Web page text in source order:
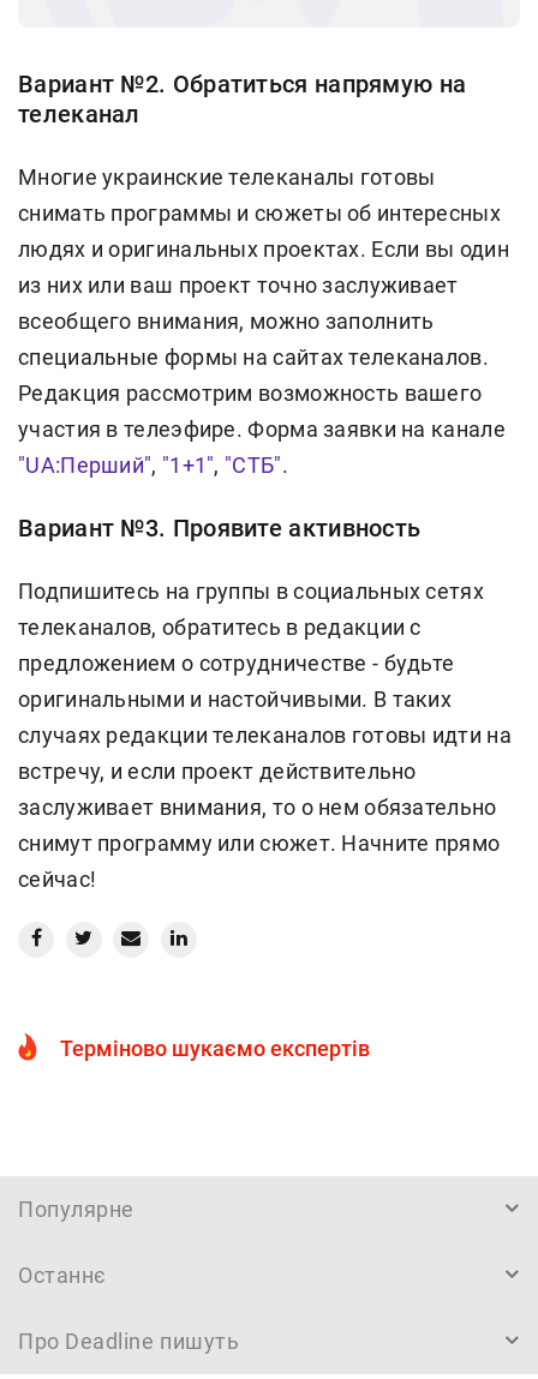
Вариант №2. Обратиться напрямую на
телеканал
Многие украинские телеканалы готовы
снимать программы и сюжеты об интересных
людях и оригинальных проектах. Если вы один
из них или ваш проект точно заслуживает
всеобщего внимания, можно заполнить
специальные формы на сайтах телеканалов.
Редакция рассмотрим возможность вашего
участия в телеэфире. Форма заявки на канале
"UA:Перший", "1+1", "СТБ".
Вариант №3. Проявите активность
Подпишитесь на группы в социальных сетях
телеканалов, обратитесь в редакции с
предложением о сотрудничестве - будьте
оригинальными и настойчивыми. В таких
случаях редакции телеканалов готовы идти на
встречу, и если проект действительно
заслуживает внимания, то о нем обязательно
снимут программу или сюжет. Начните прямо
сейчас!
Терміново шукаємо експертів
Популярне
Останнє
Про Deadline пишуть